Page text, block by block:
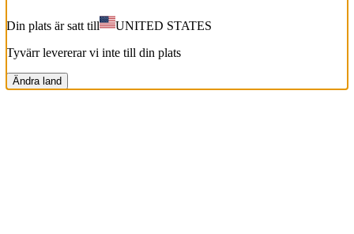
Din plats är satt till
UNITED STATES
Tyvärr levererar vi inte till din plats
Ändra land